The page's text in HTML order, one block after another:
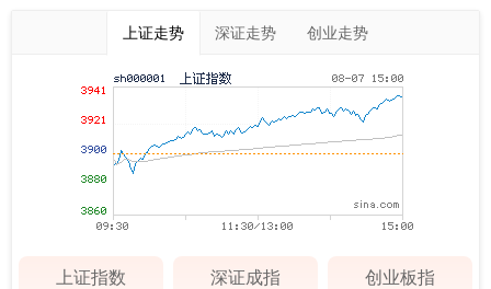
上证走势 深证走势 创业走势
上证指数 深证成指 创业板指